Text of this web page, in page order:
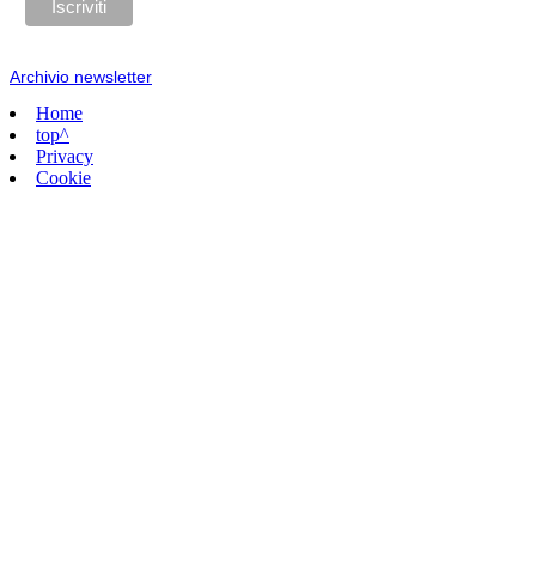
Archivio newsletter
Home
top^
Privacy
Cookie